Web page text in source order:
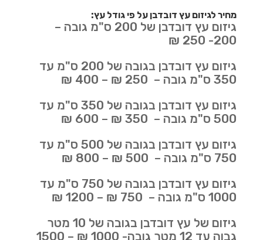
מחיר לגיזום עץ דובדבן על פי גודל עץ:
גיזום עץ דובדבן של 200 ס"מ גובה –
200- 250 ₪
גיזום עץ דובדבן בגובה של 200 ס"מ עד
350 ס"מ גובה – 250 ₪ – 400 ₪
גיזום עץ דובדבן בגובה של 350 ס"מ עד
500 ס"מ גובה – 350 ₪ – 600 ₪
גיזום עץ דובדבן בגובה של 500 ס"מ עד
750 ס"מ גובה – 500 ₪ – 800 ₪
גיזום עץ דובדבן בגובה של 750 ס"מ עד
1000 ס"מ גובה – 750 ₪ – 1200 ₪
גיזום של עץ דובדבן בגובה של 10 מטר
גבוה עד 12 מטר גובה- 1000 ₪ – 1500